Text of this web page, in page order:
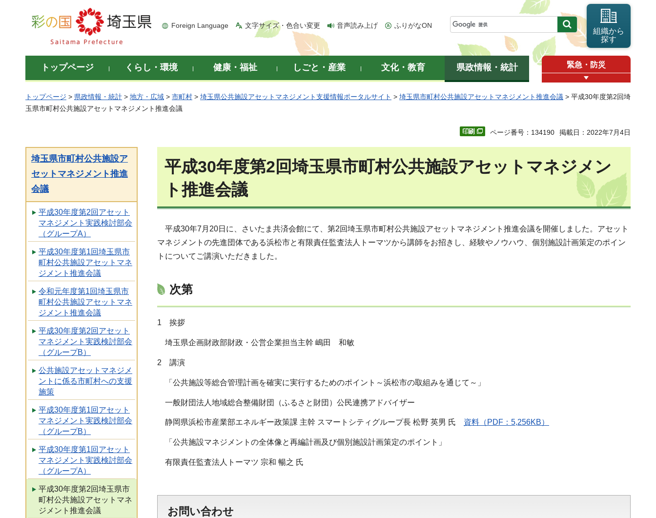
彩の国 埼玉県
Foreign Language 文字サイズ・色合い変更 音声読み上げ ふりがなON
組織から
探す
トップページ くらし・環境 健康・福祉 しごと・産業 文化・教育 県政情報・統計 緊急・防災
トップページ > 県政情報・統計 > 地方・広域 > 市町村 > 埼玉県公共施設アセットマネジメント支援情報ポータルサイト > 埼玉県市町村公共施設アセットマネジメント推進会議 > 平成30年度第2回埼
玉県市町村公共施設アセットマネジメント推進会議
ページ番号：134190 掲載日：2022年7月4日
埼玉県市町村公共施設ア
セットマネジメント推進
会議
平成30年度第2回アセット
マネジメント実践検討部会
（グループA）
平成30年度第1回埼玉県市
町村公共施設アセットマネ
ジメント推進会議
令和元年度第1回埼玉県市
町村公共施設アセットマネ
ジメント推進会議
平成30年度第2回アセット
マネジメント実践検討部会
（グループB）
公共施設アセットマネジメ
ントに係る市町村への支援
施策
平成30年度第1回アセット
マネジメント実践検討部会
（グループB）
平成30年度第1回アセット
マネジメント実践検討部会
（グループA）
平成30年度第2回埼玉県市
町村公共施設アセットマネ
ジメント推進会議
平成30年度第2回埼玉県市町村公共施設アセットマネジメン
ト推進会議
平成30年7月20日に、さいたま共済会館にて、第2回埼玉県市町村公共施設アセットマネジメント推進会議を開催しました。アセット
マネジメントの先進団体である浜松市と有限責任監査法人トーマツから講師をお招きし、経験やノウハウ、個別施設計画策定のポイン
トについてご講演いただきました。
次第
1 挨拶
埼玉県企画財政部財政・公営企業担当主幹 嶋田 和敏
2 講演
「公共施設等総合管理計画を確実に実行するためのポイント～浜松市の取組みを通じて～」
一般財団法人地域総合整備財団（ふるさと財団）公民連携アドバイザー
静岡県浜松市産業部エネルギー政策課 主幹 スマートシティグループ長 松野 英男 氏 資料（PDF：5,256KB）
「公共施設マネジメントの全体像と再編計画及び個別施設計画策定のポイント」
有限責任監査法人トーマツ 宗和 暢之 氏
お問い合わせ